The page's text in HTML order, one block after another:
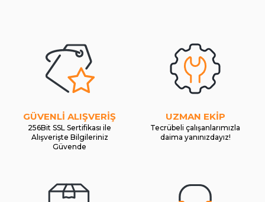
GÜVENLİ ALIŞVERİŞ
256Bit SSL Sertifikası ile
Alışverişte Bilgileriniz
Güvende
UZMAN EKİP
Tecrübeli çalışanlarımızla
daima yanınızdayız!